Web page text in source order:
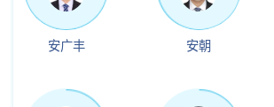
安广丰 安朝